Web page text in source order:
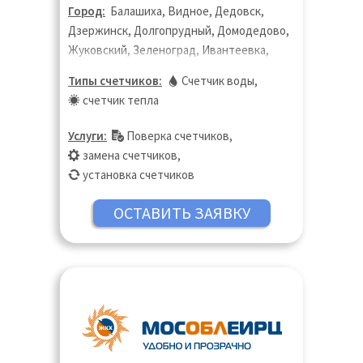
Город: Балашиха, Видное, Дедовск,
Дзержинск, Долгопрудный, Домодедово,
Жуковский, Зеленоград, Ивантеевка,
Лобня, Лыткарино, Люберцы, Москва,
Московская область, Мытищи, Одинцово,
Подольск, Пушкино, Раменское, Реутов,
Санкт-Петербург, Старая Купавна, Химки,
Щёлково, Щербинка, Электроугли,
Юбилейный
Типы счетчиков: Счетчик воды,
счетчик тепла
Услуги: Поверка счетчиков,
замена счетчиков,
установка счетчиков